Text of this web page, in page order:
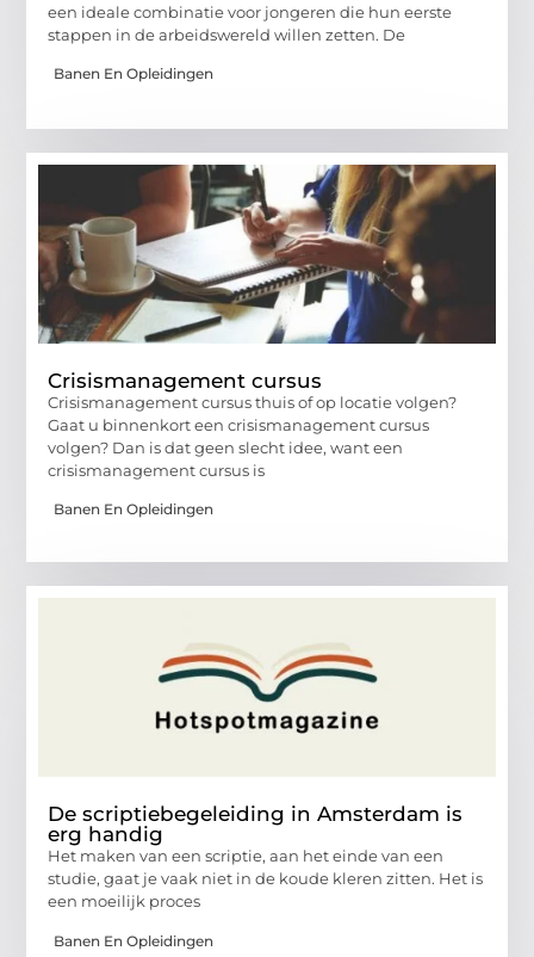
een ideale combinatie voor jongeren die hun eerste
stappen in de arbeidswereld willen zetten. De
Banen En Opleidingen
Crisismanagement cursus
Crisismanagement cursus thuis of op locatie volgen?
Gaat u binnenkort een crisismanagement cursus
volgen? Dan is dat geen slecht idee, want een
crisismanagement cursus is
Banen En Opleidingen
De scriptiebegeleiding in Amsterdam is
erg handig
Het maken van een scriptie, aan het einde van een
studie, gaat je vaak niet in de koude kleren zitten. Het is
een moeilijk proces
Banen En Opleidingen